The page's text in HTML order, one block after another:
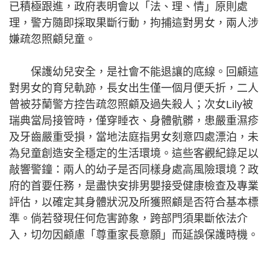
已積極跟進，政府表明會以「法、理、情」原則處
理，警方隨即採取果斷行動，拘捕這對男女，兩人涉
嫌疏忽照顧兒童。
保護幼兒安全，是社會不能退讓的底線。回顧這
對男女的育兒軌跡，長女出生僅一個月便夭折，二人
曾被芬蘭警方控告疏忽照顧及過失殺人；次女Lily被
瑞典當局接管時，僅穿睡衣、身體骯髒，患嚴重濕疹
及牙齒嚴重受損，當地法庭指男女刻意四處漂泊，未
為兒童創造安全穩定的生活環境。這些客觀紀錄足以
敲響警鐘：兩人的幼子是否同樣身處高風險環境？政
府的首要任務，是盡快安排男嬰接受健康檢查及專業
評估，以確定其身體狀況及所獲照顧是否符合基本標
準。倘若發現任何危害跡象，跨部門須果斷依法介
入，切勿因顧慮「尊重家長意願」而延誤保護時機。